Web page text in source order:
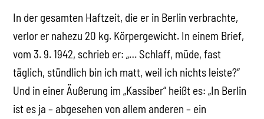
In der gesamten Haftzeit, die er in Berlin verbrachte,
verlor er nahezu 20 kg. Körpergewicht. In einem Brief,
vom 3. 9. 1942, schrieb er: „… Schlaff, müde, fast
täglich, stündlich bin ich matt, weil ich nichts leiste?“
Und in einer Äußerung im „Kassiber“ heißt es: „In Berlin
ist es ja – abgesehen von allem anderen – ein